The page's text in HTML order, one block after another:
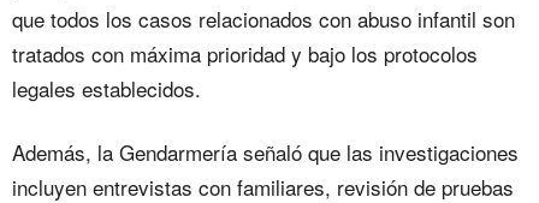
que todos los casos relacionados con abuso infantil son
tratados con máxima prioridad y bajo los protocolos
legales establecidos.
Además, la Gendarmería señaló que las investigaciones
incluyen entrevistas con familiares, revisión de pruebas